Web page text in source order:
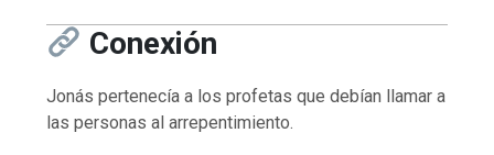
Conexión
Jonás pertenecía a los profetas que debían llamar a
las personas al arrepentimiento.